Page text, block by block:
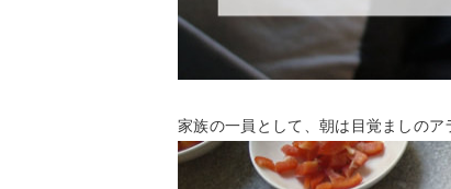
家族の一員として、朝は目覚ましのア